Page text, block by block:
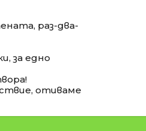
раз-два-
за едно
отиваме